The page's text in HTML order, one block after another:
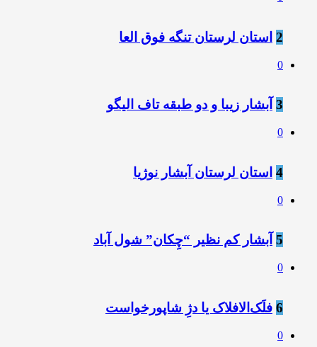
2 استان لرستان تنگه فوق العا
0
3 آبشار زیبا و دو طبقه تاف الیگو
0
4 استان لرستان آبشار نوژیا
0
5 آبشار کم نظیر “چِکان” شول آباد
0
6 فلَک‌الافلاک یا دژِ شاپورخواست
0